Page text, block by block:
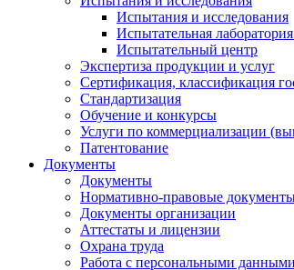
Испытания и исследования
Испытательная
Испытательный центр
Экспертиза продукции и услуг
Сертификация, классификация
Стандартизация
Обучение и конкурсы
Услуги по коммерциализации
Патентование
Документы
Документы
Нормативно-правовые
Документы организации
Аттестаты и лицензии
Охрана труда
Работа с персональными данными